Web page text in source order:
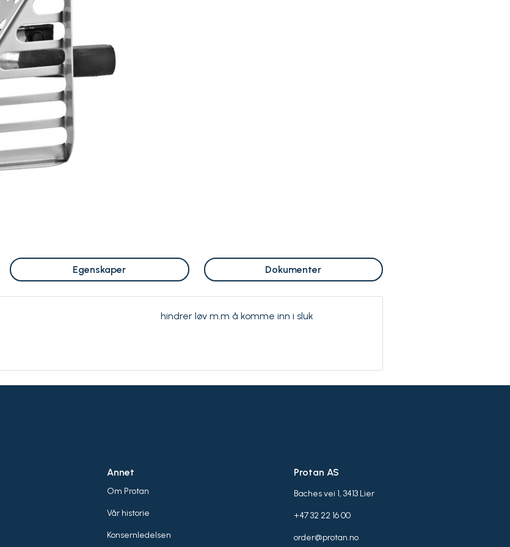
Egenskaper Dokumenter
hindrer løv m.m å komme inn i sluk
Annet
Om Protan
Vår historie
Konsernledelsen
Protan AS
Baches vei 1, 3413 Lier
+47 32 22 16 00
order@protan.no